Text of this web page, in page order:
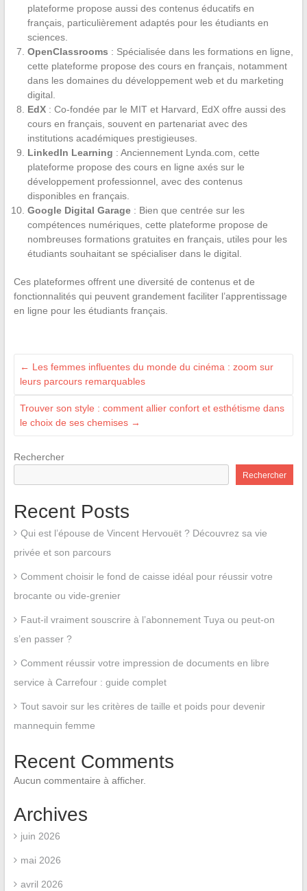
plateforme propose aussi des contenus éducatifs en
français, particulièrement adaptés pour les étudiants en
sciences.
OpenClassrooms : Spécialisée dans les formations en ligne,
cette plateforme propose des cours en français, notamment
dans les domaines du développement web et du marketing
digital.
EdX: Co-fondée par le MIT et Harvard, EdX offre aussi des
cours en français, souvent en partenariat avec des
institutions académiques prestigieuses.
LinkedIn Learning : Anciennement Lynda.com, cette
plateforme propose des cours en ligne axés sur le
développement professionnel, avec des contenus
disponibles en français.
Google Digital Garage: Bien que centrée sur les
compétences numériques, cette plateforme propose de
nombreuses formations gratuites en français, utiles pour les
étudiants souhaitant se spécialiser dans le digital.
Ces plateformes offrent une diversité de contenus et de
fonctionnalités qui peuvent grandement faciliter l’apprentissage
en ligne pour les étudiants français.
← Les femmes influentes du monde du cinéma : zoom sur
leurs parcours remarquables
Trouver son style : comment allier confort et esthétisme dans
le choix de ses chemises →
Rechercher
Rechercher
Recent Posts
Qui est l’épouse de Vincent Hervouët ? Découvrez sa vie
privée et son parcours
Comment choisir le fond de caisse idéal pour réussir votre
brocante ou vide-grenier
Faut-il vraiment souscrire à l’abonnement Tuya ou peut-on
s’en passer ?
Comment réussir votre impression de documents en libre
service à Carrefour : guide complet
Tout savoir sur les critères de taille et poids pour devenir
mannequin femme
Recent Comments
Aucun commentaire à afficher.
Archives
juin 2026
mai 2026
avril 2026